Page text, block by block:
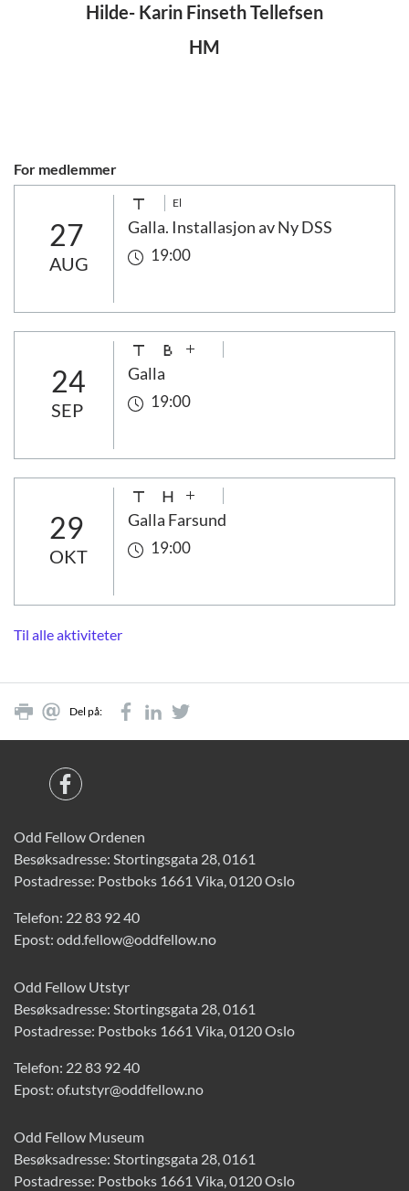
Hilde- Karin Finseth Tellefsen
HM
For medlemmer
27
AUG
El
Galla. Installasjon av Ny DSS
19:00
24
SEP
Galla
19:00
29
OKT
Galla Farsund
19:00
Til alle aktiviteter
Del på:
Odd Fellow Ordenen
Besøksadresse: Stortingsgata 28, 0161
Postadresse: Postboks 1661 Vika, 0120 Oslo
Telefon: 22 83 92 40
Epost: odd.fellow@oddfellow.no
Odd Fellow Utstyr
Besøksadresse: Stortingsgata 28, 0161
Postadresse: Postboks 1661 Vika, 0120 Oslo
Telefon: 22 83 92 40
Epost: of.utstyr@oddfellow.no
Odd Fellow Museum
Besøksadresse: Stortingsgata 28, 0161
Postadresse: Postboks 1661 Vika, 0120 Oslo